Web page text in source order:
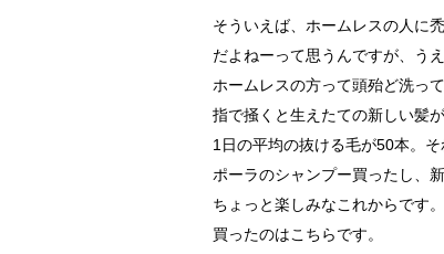
そういえば、ホームレスの人に
だよねーって思うんですが、う
ホームレスの方って頭殆ど洗っ
指で掻くと生えたての新しい髪
1日の平均の抜ける毛が50本。
ポーラのシャンプー買ったし、
ちょっと楽しみなこれからです
買ったのはこちらです。